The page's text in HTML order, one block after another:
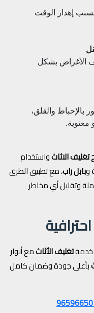
إهدار الوقت
الأغراض بشكل
بالإحباط والقلق،
معنوية.
تغليف الاثاثواستخدام
وبابل راب، مع تطبيق الطرق
وتقليل أي مخاطر
خدمةتغليف الأثاثمع أنوار
بأعلى جودة وضمان كامل